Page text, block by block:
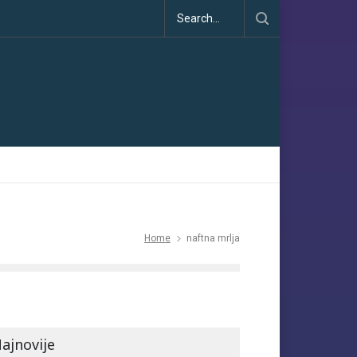
Pariskog sporazuma: između obećanja i učinka
Home naftna mrlja